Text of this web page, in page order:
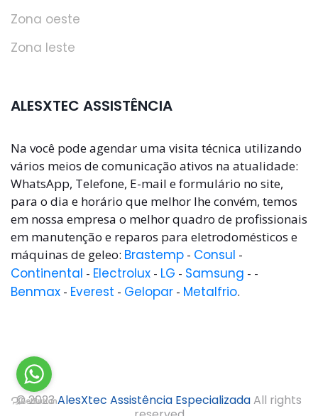
Zona oeste
Zona leste
ALESXTEC ASSISTÊNCIA
Na você pode agendar uma visita técnica utilizando
vários meios de comunicação ativos na atualidade:
WhatsApp, Telefone, E-mail e formulário no site,
para o dia e horário que melhor lhe convém, temos
em nossa empresa o melhor quadro de profissionais
em manutenção e reparos para eletrodomésticos e
máquinas de geleo: Brastemp - Consul -
Continental - Electrolux - LG - Samsung - -
Benmax - Everest - Gelopar - Metalfrio.
© 2023AlesXtec Assistência EspecializadaAll rights